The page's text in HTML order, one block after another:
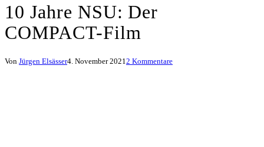
10 Jahre NSU: Der
COMPACT-Film
Von Jürgen Elsässer4. November 20212 Kommentare